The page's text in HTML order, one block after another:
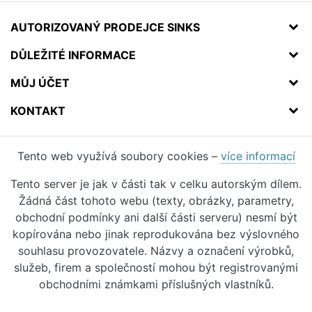
AUTORIZOVANÝ PRODEJCE SINKS
DŮLEŽITÉ INFORMACE
MŮJ ÚČET
KONTAKT
Tento web využívá soubory cookies – více informací
Tento server je jak v části tak v celku autorským dílem.
Žádná část tohoto webu (texty, obrázky, parametry,
obchodní podmínky ani další části serveru) nesmí být
kopírována nebo jinak reprodukována bez výslovného
souhlasu provozovatele. Názvy a označení výrobků,
služeb, firem a společností mohou být registrovanými
obchodními známkami příslušných vlastníků.